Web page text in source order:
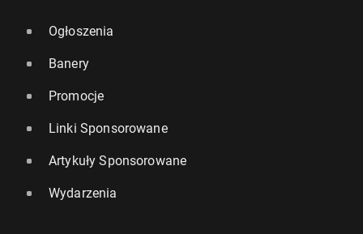
Ogłoszenia
Banery
Promocje
Linki Sponsorowane
Artykuły Sponsorowane
Wydarzenia